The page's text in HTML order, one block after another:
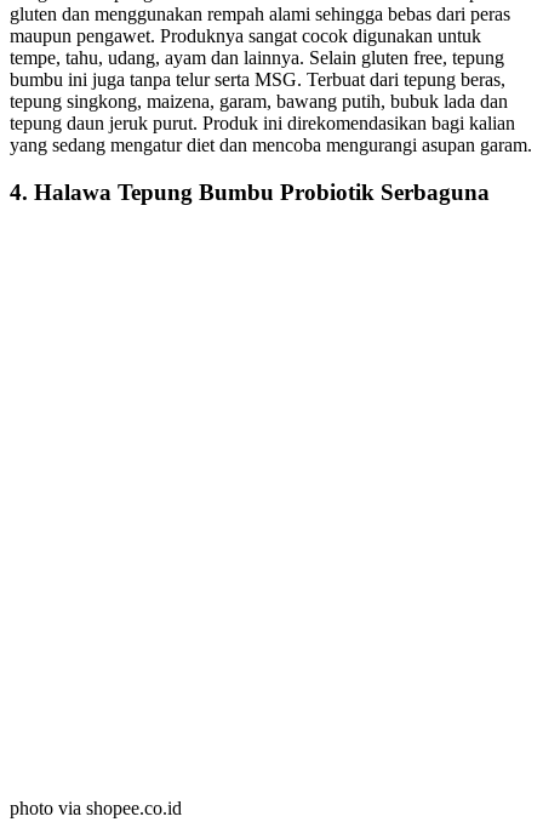
gluten dan menggunakan rempah alami sehingga bebas dari peras
maupun pengawet. Produknya sangat cocok digunakan untuk
tempe, tahu, udang, ayam dan lainnya. Selain gluten free, tepung
bumbu ini juga tanpa telur serta MSG. Terbuat dari tepung beras,
tepung singkong, maizena, garam, bawang putih, bubuk lada dan
tepung daun jeruk purut. Produk ini direkomendasikan bagi kalian
yang sedang mengatur diet dan mencoba mengurangi asupan garam.
4. Halawa Tepung Bumbu Probiotik Serbaguna
photo via shopee.co.id